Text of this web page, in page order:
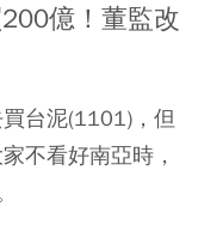
億！董監改
台泥(1101)，但
不看好南亞時，